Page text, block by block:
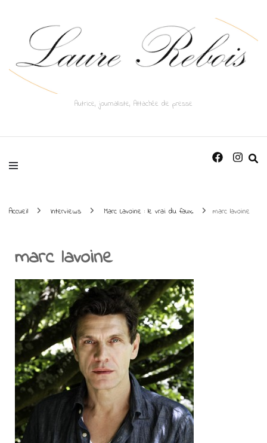
Autrice, journaliste, Attachée de presse
Accueil Interviews Marc Lavoine : le vrai du faux. marc lavoine
marc lavoine